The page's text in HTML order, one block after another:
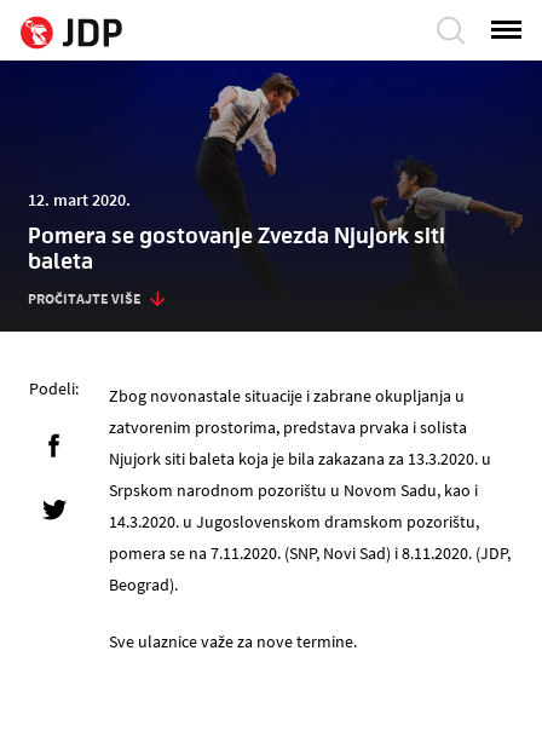
12. mart 2020.
Pomera se gostovanje Zvezda Njujork siti
baleta
PROČITAJTE VIŠE
Podeli:
Zbog novonastale situacije i zabrane okupljanja u
zatvorenim prostorima, predstava prvaka i solista
Njujork siti baleta koja je bila zakazana za 13.3.2020. u
Srpskom narodnom pozorištu u Novom Sadu, kao i
14.3.2020. u Jugoslovenskom dramskom pozorištu,
pomera se na 7.11.2020. (SNP, Novi Sad) i 8.11.2020. (JDP,
Beograd).
Sve ulaznice važe za nove termine.